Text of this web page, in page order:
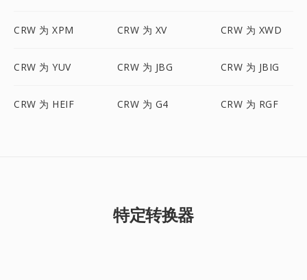
CRW 为 XPM CRW 为 XV CRW 为 XWD
CRW 为 YUV CRW 为 JBG CRW 为 JBIG
CRW 为 HEIF CRW 为 G4 CRW 为 RGF
特定转换器